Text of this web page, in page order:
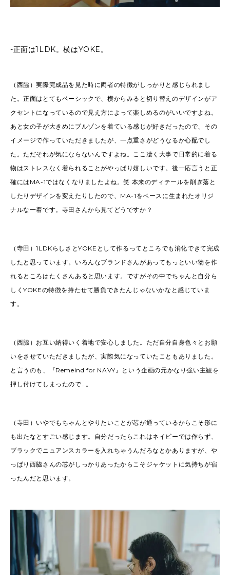
-正面は1LDK。横はYOKE。
（西脇）実際完成品を見た時に両者の特徴がしっかりと感じられまし
た。正面はとてもベーシックで、横からみると切り替えのデザインがア
クセントになっているので見え方によって楽しめるのがいいですよね。
あと女の子が大きめにブルゾンを着ている感じが好きだったので、その
イメージで作っていただきましたが、一点重さがどうなるか心配でし
た。ただそれが気にならないんですよね。ここ凄く大事で日常的に着る
物はストレスなく着られることがやっぱり嬉しいです。後一応言うと正
確にはMA-1ではなくなりましたよね。笑 本来のディテールを削ぎ落と
したりデザインを変えたりしたので、MA-1をベースに生まれたオリジ
ナルな一着です。寺田さんから見てどうですか？
（寺田）1LDKらしさとYOKEとして作るってところでも消化できて完成
したと思っています。いろんなブランドさんがあってもっといい物を作
れるところはたくさんあると思います。ですがその中でちゃんと自分ら
しくYOKEの特徴を持たせて勝負できたんじゃないかなと感じていま
す。
（西脇）お互い納得いく着地で安心しました。ただ自分自身色々とお願
いをさせていただきましたが、実際気になっていたこともありました。
と言うのも、『Remeind for NAVY』という企画の元かなり強い主観を
押し付けてしまったので…。
（寺田）いやでもちゃんとやりたいことが芯が通っているからこそ形に
も出たなとすごい感じます。自分だったらこれはネイビーでは作らず、
ブラックでニュアンスカラーを入れちゃうんだろなとかありますが、や
っぱり西脇さんの芯がしっかりあったからこそジャケットに気持ちが宿
ったんだと思います。